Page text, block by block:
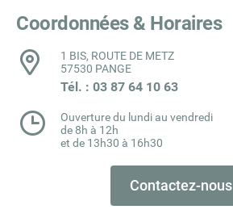
Coordonnées & Horaires
1 BIS, ROUTE DE METZ
57530 PANGE
Tél. : 03 87 64 10 63
Ouverture du lundi au vendredi
de 8h à 12h
et de 13h30 à 16h30
Contactez-nous